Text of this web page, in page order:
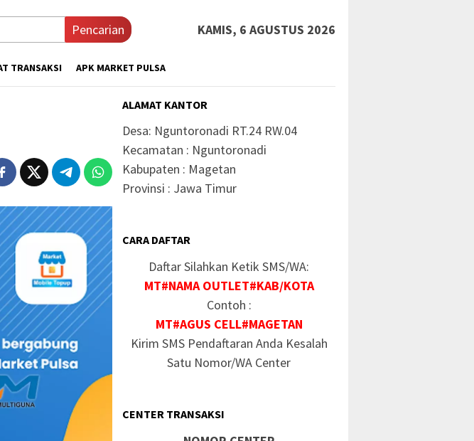
Pencarian KAMIS, 6 AGUSTUS 2026
TRANSAKSI APK MARKET PULSA
ALAMAT KANTOR
Desa: Nguntoronadi RT.24 RW.04
Kecamatan : Nguntoronadi
Kabupaten : Magetan
Provinsi : Jawa Timur
CARA DAFTAR
Daftar Silahkan Ketik SMS/WA:
MT#NAMA OUTLET#KAB/KOTA
Contoh :
MT#AGUS CELL#MAGETAN
Kirim SMS Pendaftaran Anda Kesalah
Satu Nomor/WA Center
CENTER TRANSAKSI